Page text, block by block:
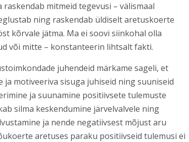
mitmeid tegevusi – välismaal
ning raskendab üldiselt aretuskoerte
kõrvale jätma. Ma ei soovi siinkohal olla
või mitte – konstanteerin lihtsalt fakti.
juhendeid märkame sageli, et
ja motiveeriva sisuga juhiseid ning suuniseid
ja suunamine positiivsete tulemuste
silma keskendumine järvelvalvele ning
ja nende negatiivsest mõjust aru
aretuses paraku positiivseid tulemusi ei